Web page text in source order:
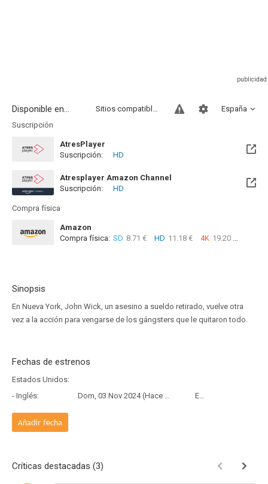
Disponible en... España
Sitios compatibles
Suscripción
AtresPlayer
Suscripción:
HD
Atresplayer Amazon Channel
Suscripción:
HD
Compra física
Amazon
Compra física: SD 8.71 € HD 11.18 € 4K 19.20 €
Sinopsis
En Nueva York, John Wick, un asesino a sueldo retirado, vuelve otra
vez a la acción para vengarse de los gángsters que le quitaron todo.
Fechas de estrenos
Estados Unidos:
- Inglés:
Dom, 03 Nov 2024 (Hace 1 año y 9 meses) Estreno
Añadir fecha
Críticas destacadas (3)